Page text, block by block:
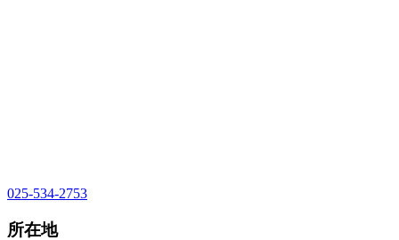
025-534-2753
所在地